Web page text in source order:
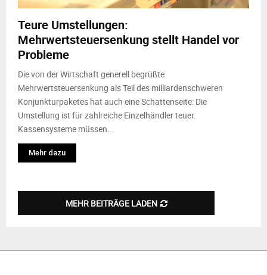
E
N
U
Teure Umstellungen:
Mehrwertsteuersenkung stellt Handel vor
Probleme
Die von der Wirtschaft generell begrüßte
Mehrwertsteuersenkung als Teil des milliardenschweren
Konjunkturpaketes hat auch eine Schattenseite: Die
Umstellung ist für zahlreiche Einzelhändler teuer.
Kassensysteme müssen...
Mehr dazu
MEHR BEITRÄGE LADEN